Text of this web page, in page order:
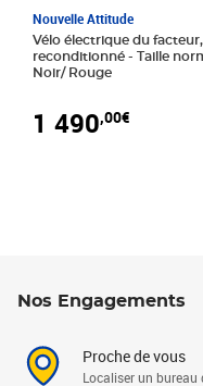
Nouvelle Attitude
Vélo électrique du facteur,
reconditionné - Taille normale -
Noir/ Rouge
1 490,00€
Nos Engagements
Proche de vous
Localiser un bureau